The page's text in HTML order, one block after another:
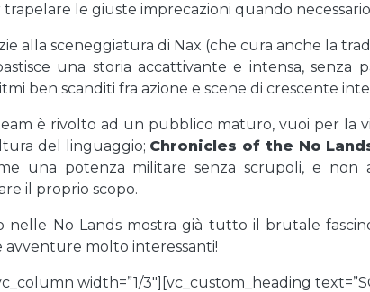
le giuste imprecazioni quando
alla sceneggiatura di Nax (che cura anche la
una storia accattivante e intensa, senza
ben scanditi fra azione e scene di crescente
è rivolto ad un pubblico maturo, vuoi per la
del linguaggio; Chronicles of the No
una potenza militare senza scrupoli, e non
il proprio scopo.
nelle No Lands mostra già tutto il brutale
avventure molto interessanti!
width=”1/3″][vc_custom_heading